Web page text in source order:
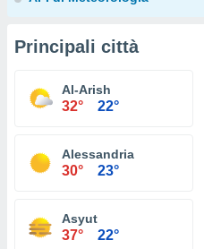
Principali città
Al-Arish
32° 22°
Alessandria
30° 23°
Asyut
37° 22°